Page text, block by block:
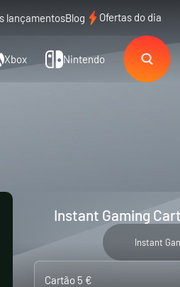
lançamentosBlog Ofertas do dia
Xbox Nintendo
Instant Gaming
Instant
Cartão 5 €